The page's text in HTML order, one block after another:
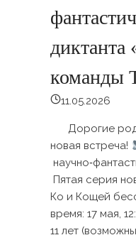
команды
11.05.2026
Дорогие
новая встреча!
Пятая серия
Ко и Кощей
время: 17 мая,
11 лет